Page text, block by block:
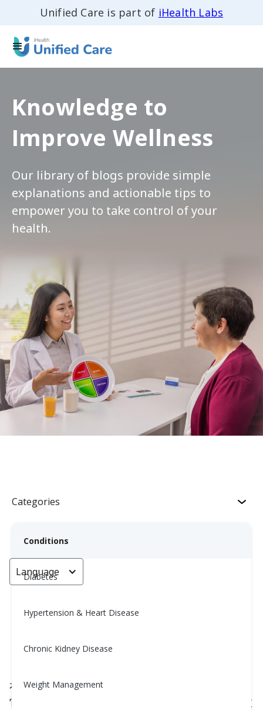
Unified Care is part of iHealth Labs
Knowledge to
Improve Wellness
Our library of blogs provide simple
explanations and actionable tips to
empower you to take control of your
health.
Categories
Conditions
Diabetes
Hypertension & Heart Disease
Chronic Kidney Disease
Weight Management
Language
水果会让人发胖吗？
Nina Ghamrawi, MS, RD, CDE
有一个普遍的误解，即
它含有糖。是的。如果你吃太多水果，当然会在体重